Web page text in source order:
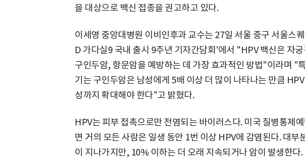
을 대상으로 백신 접종을 권고하고 있다.
이세영 중앙대병원 이비인후과 교수는 27일 서울 중구 서울스
D 가다실9 국내 출시 9주년 기자간담회'에서 "HPV 백신은 자
구인두암, 항문암을 예방하는 데 가장 효과적인 방법"이라며 "
기는 구인두암은 남성에게 5배 이상 더 많이 나타나는 만큼
성까지 확대해야 한다"고 밝혔다.
HPV는 피부 접촉으로만 전염되는 바이러스다. 미국 질병통제
면 거의 모든 사람은 일생 동안 1번 이상 HPV에 감염된다. 대부
이 지나가지만, 10% 이하는 더 오래 지속되거나 암이 발생한